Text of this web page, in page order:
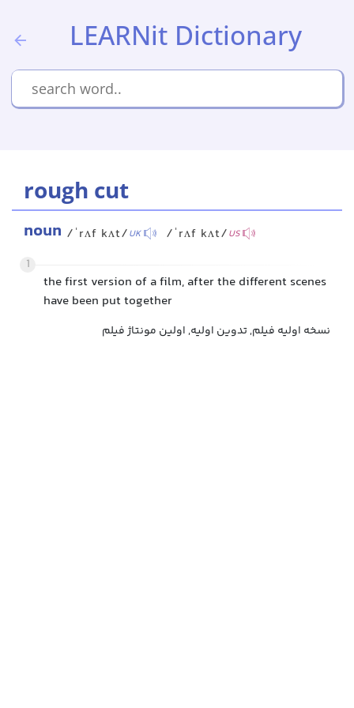
LEARNit Dictionary
rough cut
noun /ˈrʌf kʌt/UK /ˈrʌf kʌt/US
1
the first version of a film, after the different scenes
have been put together
نسخه اولیه فیلم, تدوین اولیه, اولین مونتاژ فیلم